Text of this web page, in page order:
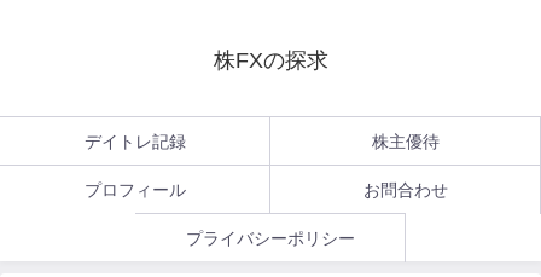
株FXの探求
デイトレ記録 株主優待
プロフィール お問合わせ
プライバシーポリシー